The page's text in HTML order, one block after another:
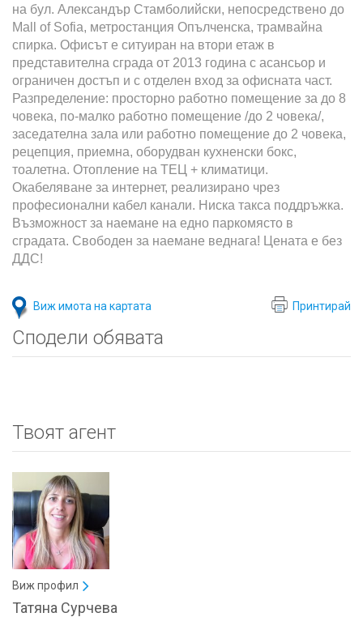
на бул. Александър Стамболийски, непосредствено до
Mall of Sofia, метростанция Опълченска, трамвайна
спирка. Офисът е ситуиран на втори етаж в
представителна сграда от 2013 година с асансьор и
ограничен достъп и с отделен вход за офисната част.
Разпределение: просторно работно помещение за до 8
човека, по-малко работно помещение /до 2 човека/,
заседателна зала или работно помещение до 2 човека,
рецепция, приемна, оборудван кухненски бокс,
тоалетна. Отопление на ТЕЦ + климатици.
Окабеляване за интернет, реализирано чрез
професионални кабел канали. Ниска такса поддръжка.
Възможност за наемане на едно паркомясто в
сградата. Свободен за наемане веднага! Цената е без
ДДС!
Виж имота на картата Принтирай
Сподели обявата
Твоят агент
Виж профил
Татяна Сурчева